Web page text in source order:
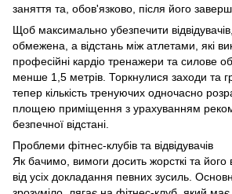
заняття та, обов'язково, після його
Щоб максимально убезпечити відвідувачів,
обмежена, а відстань між атлетами, які
професійні кардіо тренажери та силове
менше 1,5 метрів. Торкнулися заходи та
тепер кількість тренуючих одночасно
площею приміщення з урахуванням
безпечної відстані.
Проблеми фітнес-клубів та відвідувачів
Як бачимо, вимоги досить жорсткі та
від усіх докладання певних зусиль.